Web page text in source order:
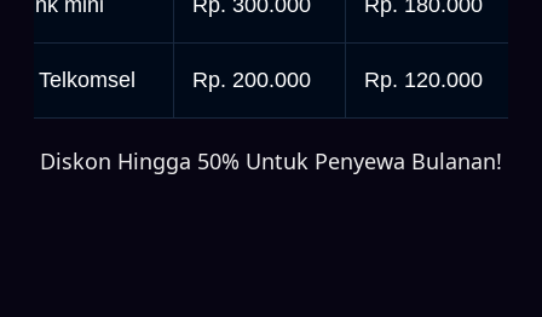
Telkomsel Rp. 200.000 Rp. 120.000
Diskon Hingga 50% Untuk Penyewa Bulanan!